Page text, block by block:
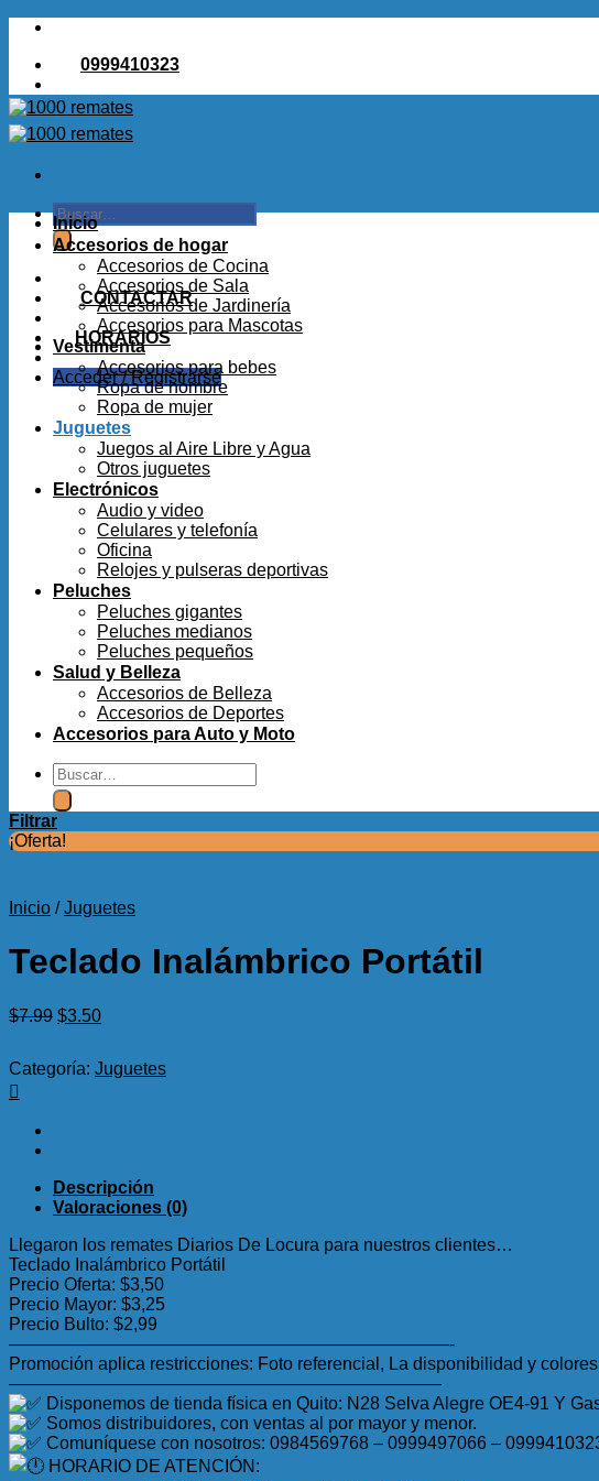
Saltar
contenido0999410323
Buscar
por:
CONTACTAR
HORARIOS
Acceder / Registrarse
Inicio
Accesorios de hogar
Accesorios de Cocina
Accesorios de Sala
Accesorios de Jardinería
Accesorios para Mascotas
Vestimenta
Accesorios para bebes
Ropa de hombre
Ropa de mujer
Juguetes
Juegos al Aire Libre y Agua
Otros juguetes
Electrónicos
Audio y video
Celulares y telefonía
Oficina
Relojes y pulseras deportivas
Peluches
Peluches gigantes
Peluches medianos
Peluches pequeños
Salud y Belleza
Accesorios de Belleza
Accesorios de Deportes
Accesorios para Auto y Moto
Buscar
por:
Filtrar
¡Oferta!
Inicio / Juguetes
Teclado Inalámbrico Portátil
$7.99 El
era:
$3.50El
es:
Categoría: Juguetes
Descripción
Valoraciones (0)
Llegaron los remates Diarios De Locura para nuestros clientes…
Teclado Inalámbrico Portátil
Precio Oferta: $3,50
Precio Mayor: $3,25
Precio Bulto: $2,99
—————————————————————————-
Promoción aplica restricciones: Foto referencial, La disponibilidad y
————————————————————————–
Disponemos de tienda física en Quito: N28 Selva Alegre OE4-91 Y
Somos distribuidores, con ventas al por mayor y menor.
Comuníquese con nosotros: 0984569768 – 0999497066 –
HORARIO DE ATENCIÓN: